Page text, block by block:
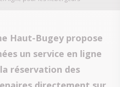
Haut-Bugey propose
un service en ligne
réservation des